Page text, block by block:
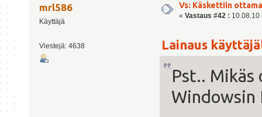
mrl586
Käyttäjä
Viestejä: 4638
Vs: Käskettiin
« Vastaus #42 : 10.08.10
Lainaus
Pst..
Windowsin